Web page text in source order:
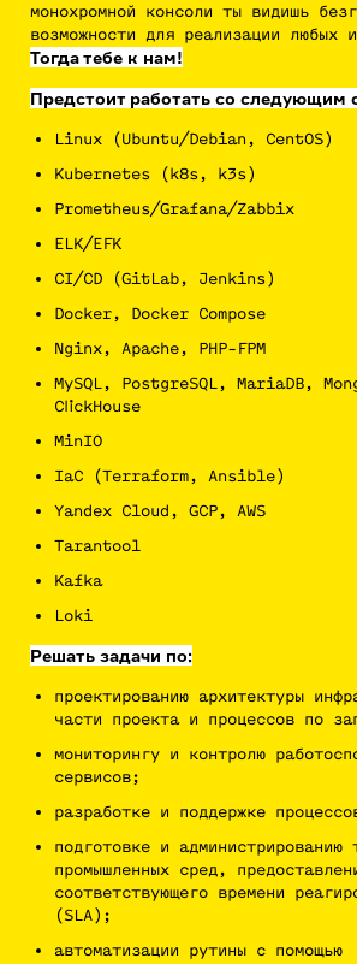
монохромной консоли ты видишь
возможности для реализации любых
Тогда тебе к нам!
Предстоит работать со следующим
Linux (Ubuntu/Debian, CentOS)
Kubernetes (k8s, k3s)
Prometheus/Grafana/Zabbix
ELK/EFK
CI/CD (GitLab, Jenkins)
Docker, Docker Compose
Nginx, Apache, PHP-FPM
MySQL, PostgreSQL, MariaDB,
ClickHouse
MinIO
IaC (Terraform, Ansible)
Yandex Cloud, GCP, AWS
Tarantool
Kafka
Loki
Решать задачи по:
проектированию архитектуры
части проекта и процессов по
мониторингу и контролю
сервисов;
разработке и поддержке
подготовке и администрированию
промышленных сред,
соответствующего времени
(SLA);
автоматизации рутины с помощью